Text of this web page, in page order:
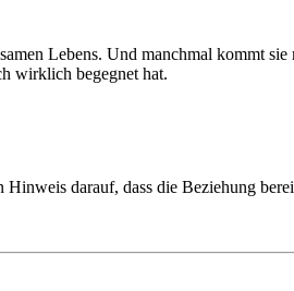
Lebens. Und manchmal kommt
wirklich begegnet hat.
darauf, dass die Beziehung